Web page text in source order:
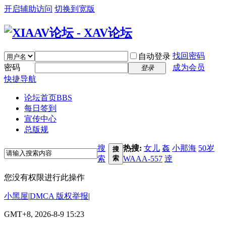
开启辅助访问 切换到宽版
自动登录 找回密码
密码
登录
成为会员
快捷导航
论坛首页BBS
每日签到
宣传中心
总版规
搜
索
搜
索
热搜: 女儿 姦 小那海 50岁
WAAA-557 逹
您没有权限进行此操作
小黑屋|DMCA 版权举报|
GMT+8, 2026-8-9 15:23